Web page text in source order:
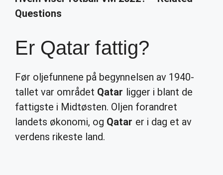
Questions
Er Qatar fattig?
Før oljefunnene på begynnelsen av 1940-
tallet var området Qatar ligger i blant de
fattigste i Midtøsten. Oljen forandret
landets økonomi, og Qatar er i dag et av
verdens rikeste land.